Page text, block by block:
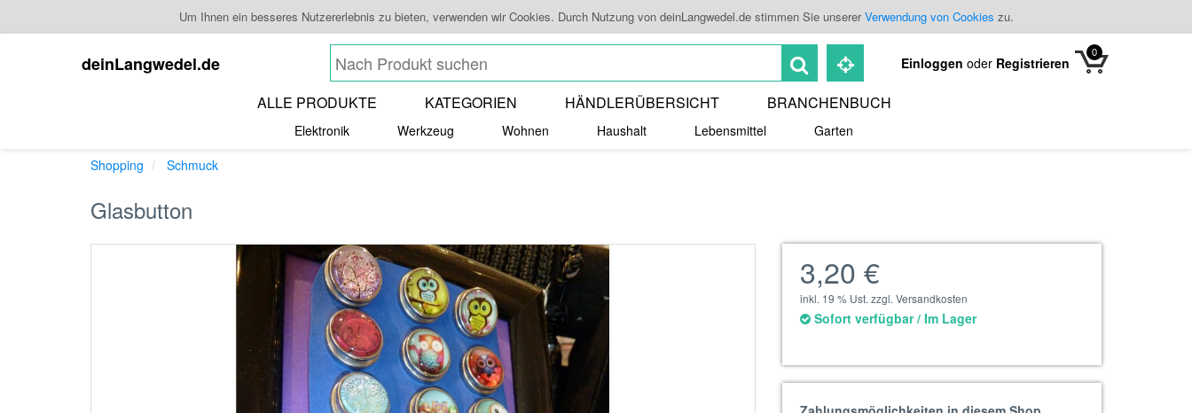
Um Ihnen ein besseres Nutzererlebnis zu bieten, verwenden wir Cookies. Durch Nutzung von deinLangwedel.de stimmen Sie unsererVerwendung von Cookies zu.
deinLangwedel.de Einloggen oder Registrieren
0
ALLE PRODUKTE KATEGORIEN HÄNDLERÜBERSICHT BRANCHENBUCH
Elektronik Werkzeug Wohnen Haushalt Lebensmittel
Garten
Shopping
Schmuck
Glasbutton
3,20 €
inkl. 19 % Ust. zzgl. Versandkosten
Sofort verfügbar / Im Lager